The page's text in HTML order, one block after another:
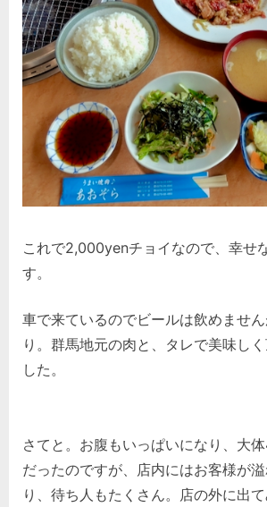
これで2,000yenチョイなので、幸せ
す。
車で来ているのでビールは飲めませ
り。群馬地元の肉と、タレで美味し
した。
さてと。お腹もいっぱいになり、大
だったのですが、店内にはお客様が
り、待ち人もたくさん。店の外に出